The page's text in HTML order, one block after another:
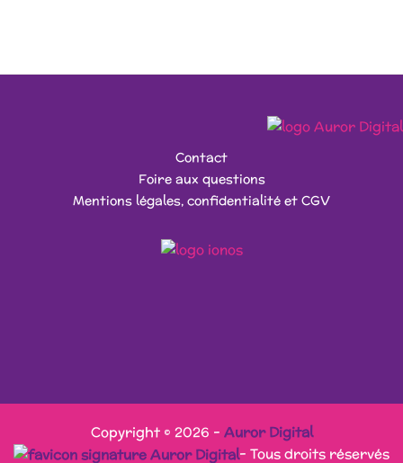
Contact
Foire aux questions
Mentions légales, confidentialité et CGV
Copyright © 2026 - Auror Digital
- Tous droits réservés